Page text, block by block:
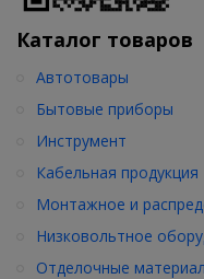
Каталог товаров
Автотовары
Бытовые приборы
Инструмент
Кабельная продукция
Монтажное и
Низковольтное
Отделочные